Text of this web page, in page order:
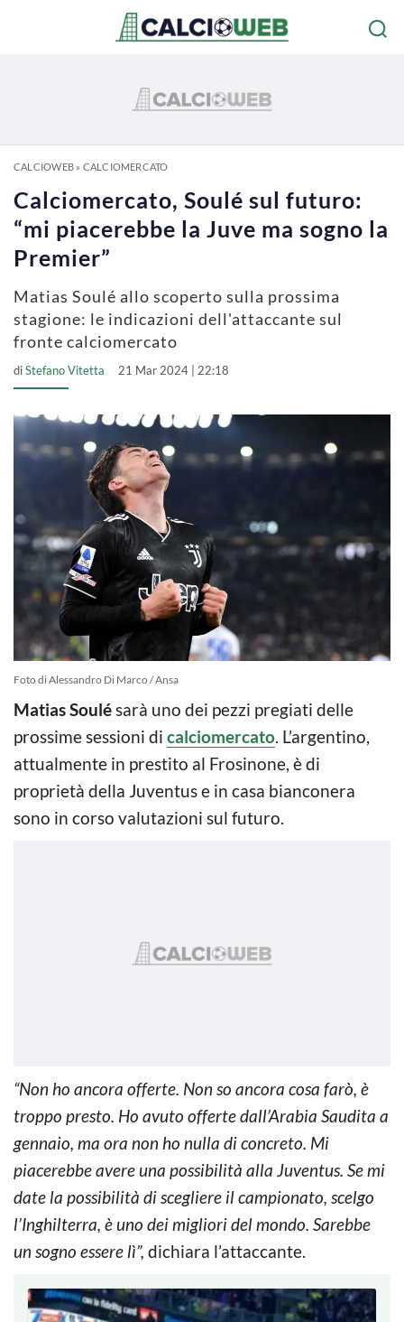
CALCIOWEB» CALCIOMERCATO
Calciomercato, Soulé sul futuro:
“mi piacerebbe la Juve ma sogno la
Premier”
Matias Soulé allo scoperto sulla prossima
stagione: le indicazioni dell'attaccante sul
fronte calciomercato
diStefano Vitetta 21 Mar 2024 | 22:18
Foto di Alessandro Di Marco / Ansa
Matias Soulésarà uno dei pezzi pregiati delle
prossime sessioni di calciomercato. L’argentino,
attualmente in prestito al Frosinone, è di
proprietà della Juventus e in casa bianconera
sono in corso valutazioni sul futuro.
“Non ho ancora offerte. Non so ancora cosa farò, è
troppo presto. Ho avuto offerte dall’Arabia Saudita a
gennaio, ma ora non ho nulla di concreto. Mi
piacerebbe avere una possibilità alla Juventus. Se mi
date la possibilità di scegliere il campionato, scelgo
l’Inghilterra, è uno dei migliori del mondo. Sarebbe
un sogno essere lì”, dichiara l’attaccante.